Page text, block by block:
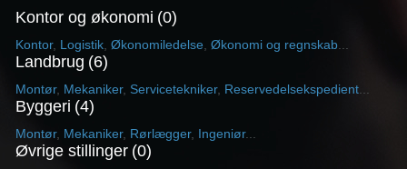
Kontor og økonomi 0
Kontor, Logistik Økonomiledelse Økonomi og regnskab
Landbrug 6
Montør, Mekaniker, Servicetekniker, Reservedelsekspedient
Byggeri 4
Montør, Mekaniker, Rørlægger, Ingeniør...
Øvrige stillinger 0